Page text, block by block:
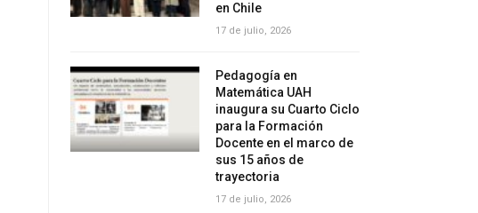
en Chile
17 de julio, 2026
Pedagogía en
Matemática UAH
inaugura su Cuarto Ciclo
para la Formación
Docente en el marco de
sus 15 años de
trayectoria
17 de julio, 2026